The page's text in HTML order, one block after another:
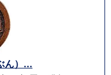
ん）...